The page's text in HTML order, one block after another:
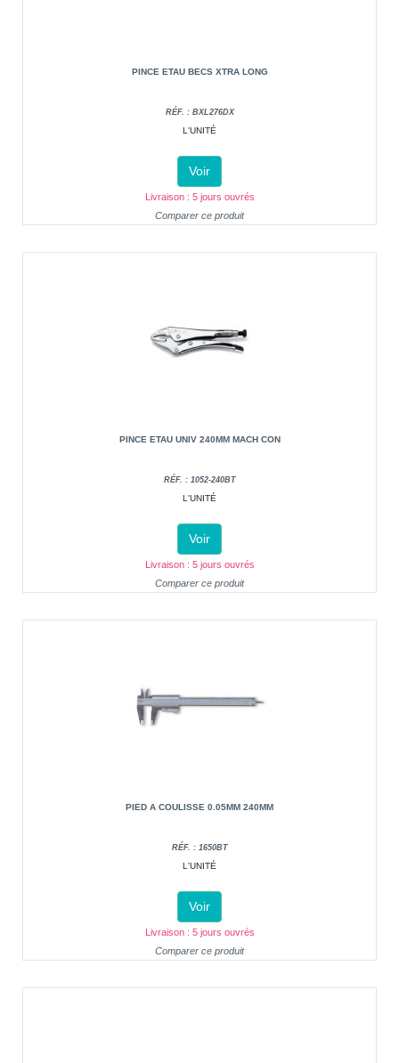
PINCE ETAU BECS XTRA LONG
RÉF. : BXL276DX
L'UNITÉ
Voir
Livraison : 5 jours ouvrés
Comparer ce produit
PINCE ETAU UNIV 240MM MACH CON
RÉF. : 1052-240BT
L'UNITÉ
Voir
Livraison : 5 jours ouvrés
Comparer ce produit
PIED A COULISSE 0.05MM 240MM
RÉF. : 1650BT
L'UNITÉ
Voir
Livraison : 5 jours ouvrés
Comparer ce produit